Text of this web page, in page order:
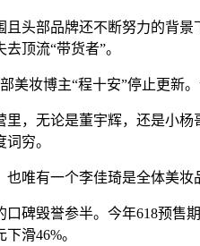
且头部品牌还不断努力的背
顶流“带货者”。
美妆博主“程十安”停止更新
里，无论是董宇辉，还是小
穷。
唯有一个李佳琦是全体美妆
碑毁誉参半。今年618预售
滑46%。